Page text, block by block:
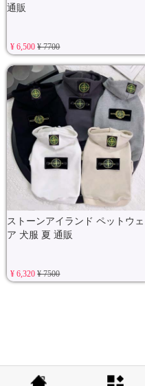
通販
¥ 6,500¥ 7700
ストーンアイランド ペットウェ
ア 犬服 夏 通販
¥ 6,320¥ 7500